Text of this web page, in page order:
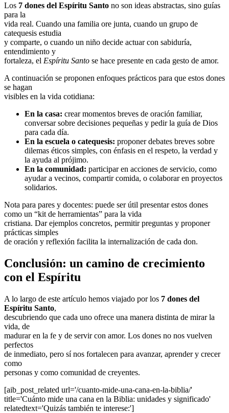
Los 7 dones del Espíritu Santo no son ideas abstractas, sino guías
para la
vida real. Cuando una familia ore junta, cuando un grupo de
catequesis estudia
y comparte, o cuando un niño decide actuar con sabiduría,
entendimiento y
fortaleza, el Espíritu Santo se hace presente en cada gesto de amor.
A continuación se proponen enfoques prácticos para que estos dones
se hagan
visibles en la vida cotidiana:
En la casa: crear momentos breves de oración familiar,
conversar sobre decisiones pequeñas y pedir la guía de Dios
para cada día.
En la escuela o catequesis: proponer debates breves sobre
dilemas éticos simples, con énfasis en el respeto, la verdad y
la ayuda al prójimo.
En la comunidad: participar en acciones de servicio, como
ayudar a vecinos, compartir comida, o colaborar en proyectos
solidarios.
Nota para pares y docentes: puede ser útil presentar estos dones
como un “kit de herramientas” para la vida
cristiana. Dar ejemplos concretos, permitir preguntas y proponer
prácticas simples
de oración y reflexión facilita la internalización de cada don.
Conclusión: un camino de crecimiento
con el Espíritu
A lo largo de este artículo hemos viajado por los 7 dones del
Espíritu Santo,
descubriendo que cada uno ofrece una manera distinta de mirar la
vida, de
madurar en la fe y de servir con amor. Los dones no nos vuelven
perfectos
de inmediato, pero sí nos fortalecen para avanzar, aprender y crecer
como
personas y como comunidad de creyentes.
[aib_post_related url='/cuanto-mide-una-cana-en-la-biblia/'
title='Cuánto mide una cana en la Biblia: unidades y significado'
relatedtext='Quizás también te interese:']